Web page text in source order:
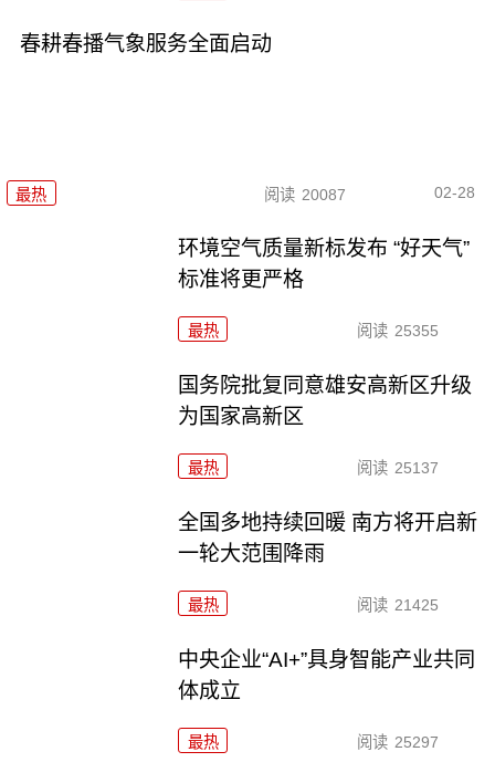
春耕春播气象服务全面启动
最热 阅读 20087 02-28
环境空气质量新标发布 “好天气”
标准将更严格
最热 阅读 25355
国务院批复同意雄安高新区升级
为国家高新区
最热 阅读 25137
全国多地持续回暖 南方将开启新
一轮大范围降雨
最热 阅读 21425
中央企业“AI+”具身智能产业共同
体成立
最热 阅读 25297